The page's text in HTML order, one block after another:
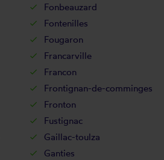
Fonbeauzard
Fontenilles
Fougaron
Francarville
Francon
Frontignan-de-comminges
Fronton
Fustignac
Gaillac-toulza
Ganties